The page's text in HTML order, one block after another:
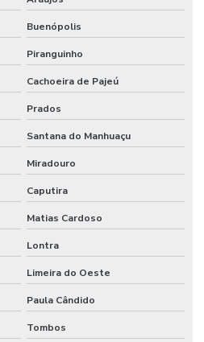
Buenópolis
Piranguinho
Cachoeira de Pajeú
Prados
Santana do Manhuaçu
Miradouro
Caputira
Matias Cardoso
Lontra
Limeira do Oeste
Paula Cândido
Tombos